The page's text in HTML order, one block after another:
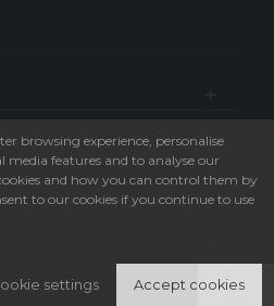
browsing experience, personalise
media features and to analyse our
and how you can control them by
to our cookies if you continue to use
settings Accept cookies